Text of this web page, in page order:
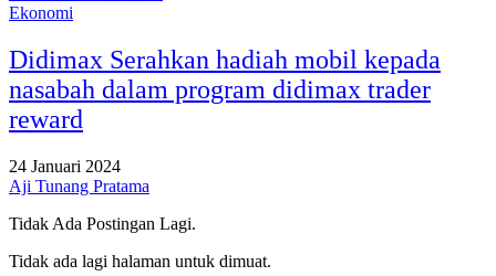
Ekonomi
Didimax Serahkan hadiah mobil kepada
nasabah dalam program didimax trader
reward
24 Januari 2024
Aji Tunang Pratama
Tidak Ada Postingan Lagi.
Tidak ada lagi halaman untuk dimuat.